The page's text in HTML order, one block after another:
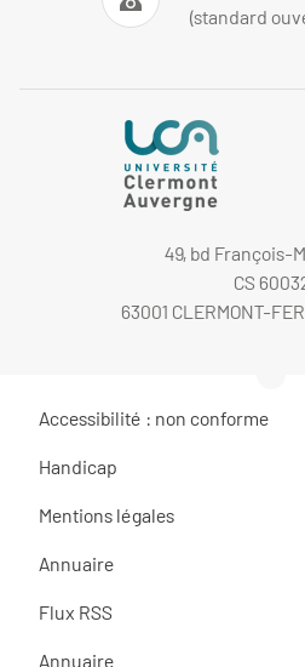
(standard
49, bd François-
CS
63001 CLERMONT-
Accessibilité : non conforme
Handicap
Mentions légales
Annuaire
Flux RSS
Annuaire